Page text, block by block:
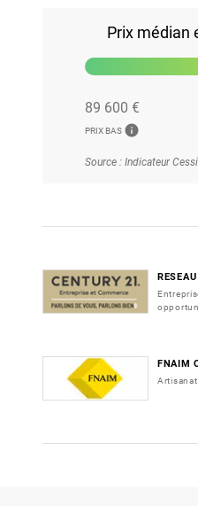
Prix médian
89 600 €
PRIX BAS info
Source : Indicateur
FNAIM